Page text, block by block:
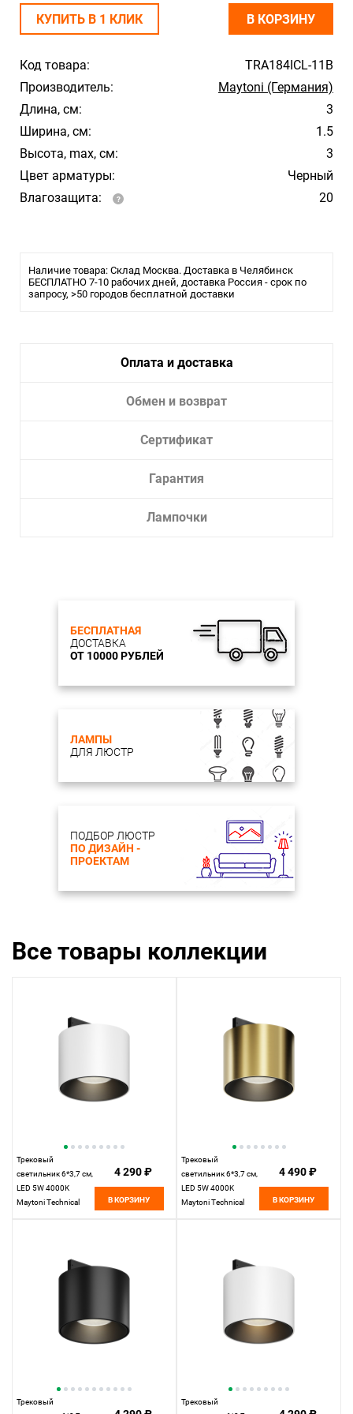
Код товара:
TRA184ICL-11B
Производитель:
Maytoni (Германия)
Длина, см:
3
Ширина, см:
1.5
Высота, max, см:
3
Цвет арматуры:
Черный
Влагозащита:
20
Наличие товара: Склад Москва. Доставка в Челябинск
БЕСПЛАТНО 7-10 рабочих дней, доставка Россия - срок по
запросу, >50 городов бесплатной доставки
КУПИТЬ В 1 КЛИК В КОРЗИНУ
Оплата и доставка
Обмен и возврат
Сертификат
Гарантия
Лампочки
БЕСПЛАТНАЯ
ДОСТАВКА
ОТ 10000 РУБЛЕЙ
ЛАМПЫ
ДЛЯ ЛЮСТР
ПОДБОР ЛЮСТР
ПО ДИЗАЙН -
ПРОЕКТАМ
Все товары коллекции
Трековый
светильник 6*3,7 см,
LED 5W 4000K
Maytoni Technical
4 290 ₽
В КОРЗИНУ
Трековый
светильник 6*3,7 см,
LED 5W 4000K
Maytoni Technical
4 490 ₽
В КОРЗИНУ
Трековый
Трековый